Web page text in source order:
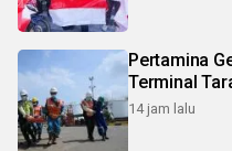
Pertamina
Terminal
14 jam lalu